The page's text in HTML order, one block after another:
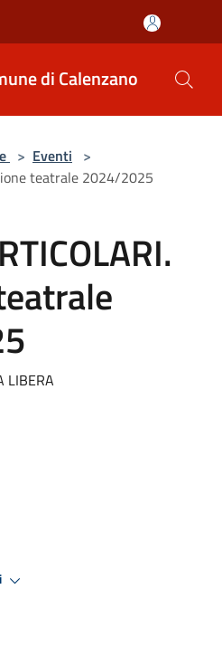
di Calenzano
> Eventi >
teatrale 2024/2025
LIBERA